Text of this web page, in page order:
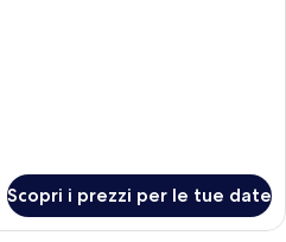
Scopri i prezzi per le tue date